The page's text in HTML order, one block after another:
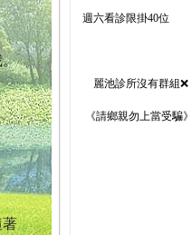
。
著
週六看診限掛40位
麗池診所沒有群組❌
《請鄉親勿上當受騙》